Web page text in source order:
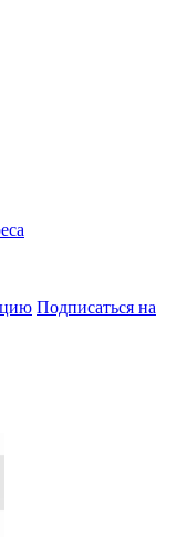
Подписаться на